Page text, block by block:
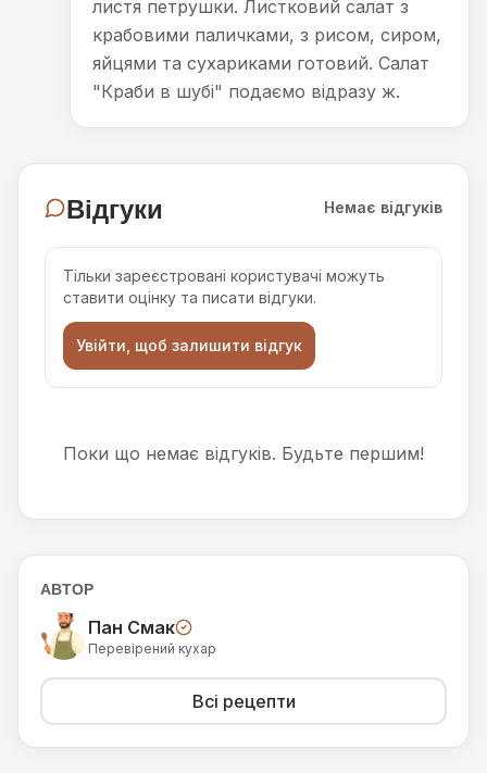
листя петрушки. Листковий салат з
крабовими паличками, з рисом, сиром,
яйцями та сухариками готовий. Салат
"Краби в шубі" подаємо відразу ж.
Відгуки Немає відгуків
Тільки зареєстровані користувачі можуть
ставити оцінку та писати відгуки.
Увійти, щоб залишити відгук
Поки що немає відгуків. Будьте першим!
АВТОР
Пан Смак
Перевірений кухар
Всі рецепти